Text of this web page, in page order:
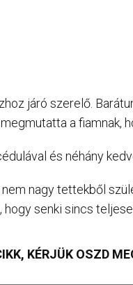
járó szerelő.
a fiamnak,
és néhány
nagy tettekből
senki sincs
KÉRJÜK OSZD